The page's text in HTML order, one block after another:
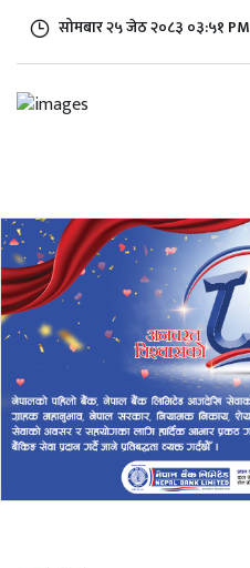
सोमबार २५ जेठ २०८३ ०३:५१ PM